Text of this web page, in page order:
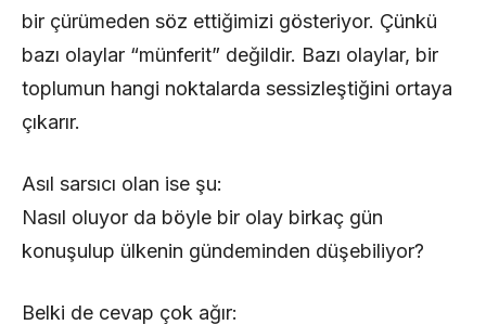
bir çürümeden söz ettiğimizi gösteriyor. Çünkü
bazı olaylar “münferit” değildir. Bazı olaylar, bir
toplumun hangi noktalarda sessizleştiğini ortaya
çıkarır.
Asıl sarsıcı olan ise şu:
Nasıl oluyor da böyle bir olay birkaç gün
konuşulup ülkenin gündeminden düşebiliyor?
Belki de cevap çok ağır: